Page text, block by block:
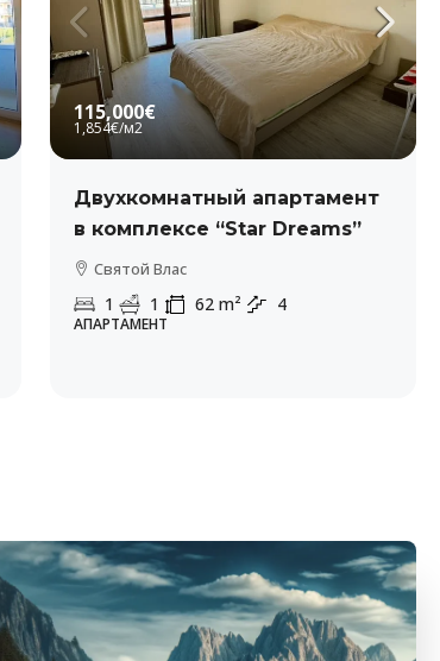
115,000€
1,854€/м2
Двухкомнатный апартамент
в комплексе “Star Dreams”
Святой Влас
1 1 62 m² 4
АПАРТАМЕНТ